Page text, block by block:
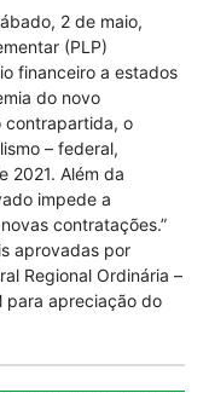
2 de maio,
(PLP)
financeiro a estados
do novo
contrapartida, o
– federal,
2021. Além da
impede a
contratações.”
aprovadas por
Regional Ordinária –
para apreciação do